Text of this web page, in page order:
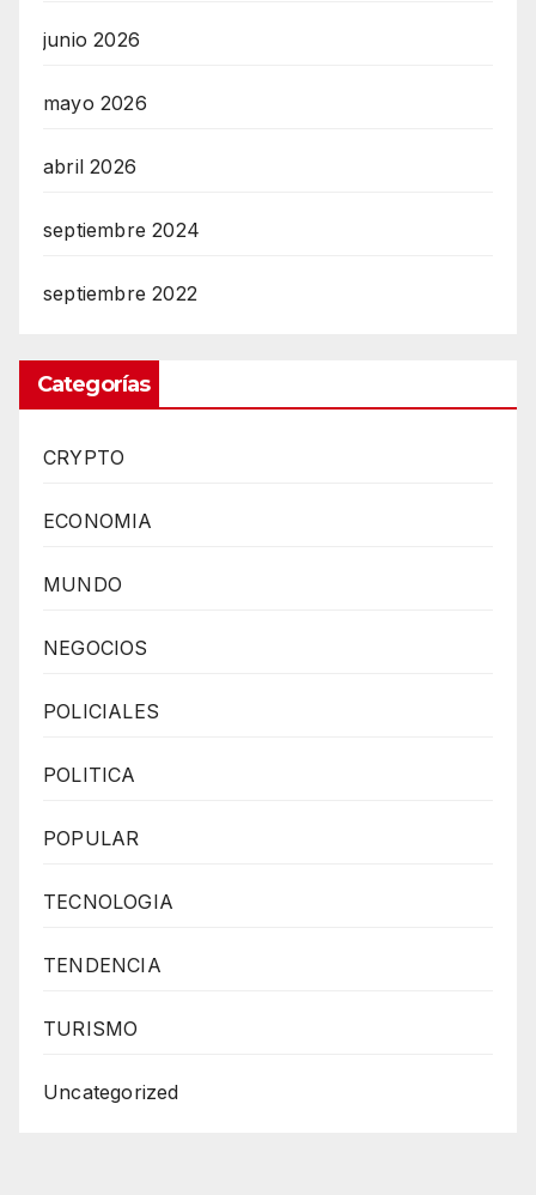
junio 2026
mayo 2026
abril 2026
septiembre 2024
septiembre 2022
Categorías
CRYPTO
ECONOMIA
MUNDO
NEGOCIOS
POLICIALES
POLITICA
POPULAR
TECNOLOGIA
TENDENCIA
TURISMO
Uncategorized